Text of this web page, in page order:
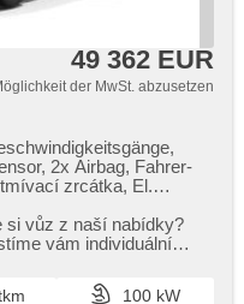
49 362 EUR
der MwSt. abzusetzen
2x Airbag, Fahrer-
zrcátka, El.
Sitze, Vorderlichter
dálkových
rychlostního limitu
si vůz z naší nabídky?
vám individuální
100 kW